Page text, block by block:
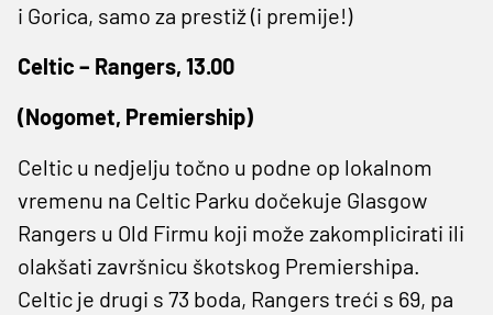
i Gorica, samo za prestiž (i premije!)
Celtic – Rangers, 13.00
(Nogomet, Premiership)
Celtic u nedjelju točno u podne op lokalnom
vremenu na Celtic Parku dočekuje Glasgow
Rangers u Old Firmu koji može zakomplicirati ili
olakšati završnicu škotskog Premiershipa.
Celtic je drugi s 73 boda, Rangers treći s 69, pa